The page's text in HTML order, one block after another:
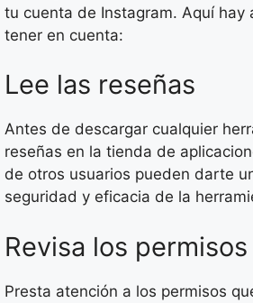
tu cuenta de Instagram. Aquí hay
tener en cuenta:
Lee las reseñas
Antes de descargar cualquier
reseñas en la tienda de
de otros usuarios pueden darte
seguridad y eficacia de la
Revisa los permisos
Presta atención a los permisos